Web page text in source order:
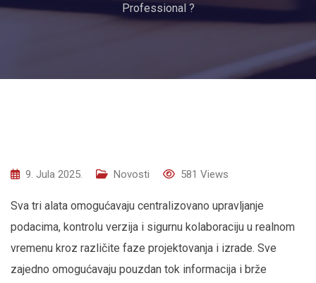
Professional ?
9. Jula 2025. Novosti 581 Views
Sva tri alata omogućavaju centralizovano upravljanje
podacima, kontrolu verzija i sigurnu kolaboraciju u realnom
vremenu kroz različite faze projektovanja i izrade. Sve
zajedno omogućavaju pouzdan tok informacija i brže